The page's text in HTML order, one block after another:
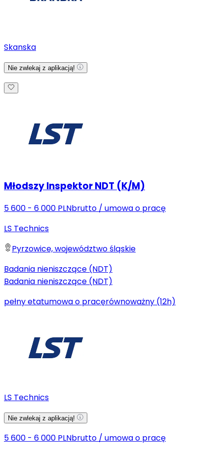
Skanska
Nie zwlekaj z aplikacją!
Młodszy Inspektor NDT (K/M)
5 600 - 6 000 PLNbrutto / umowa o pracę
LS Technics
Pyrzowice, województwo śląskie
Badania nieniszczące (NDT)
Badania nieniszczące (NDT)
pełny etatumowa o pracęrównoważny (12h)
LS Technics
Nie zwlekaj z aplikacją!
5 600 - 6 000 PLNbrutto / umowa o pracę